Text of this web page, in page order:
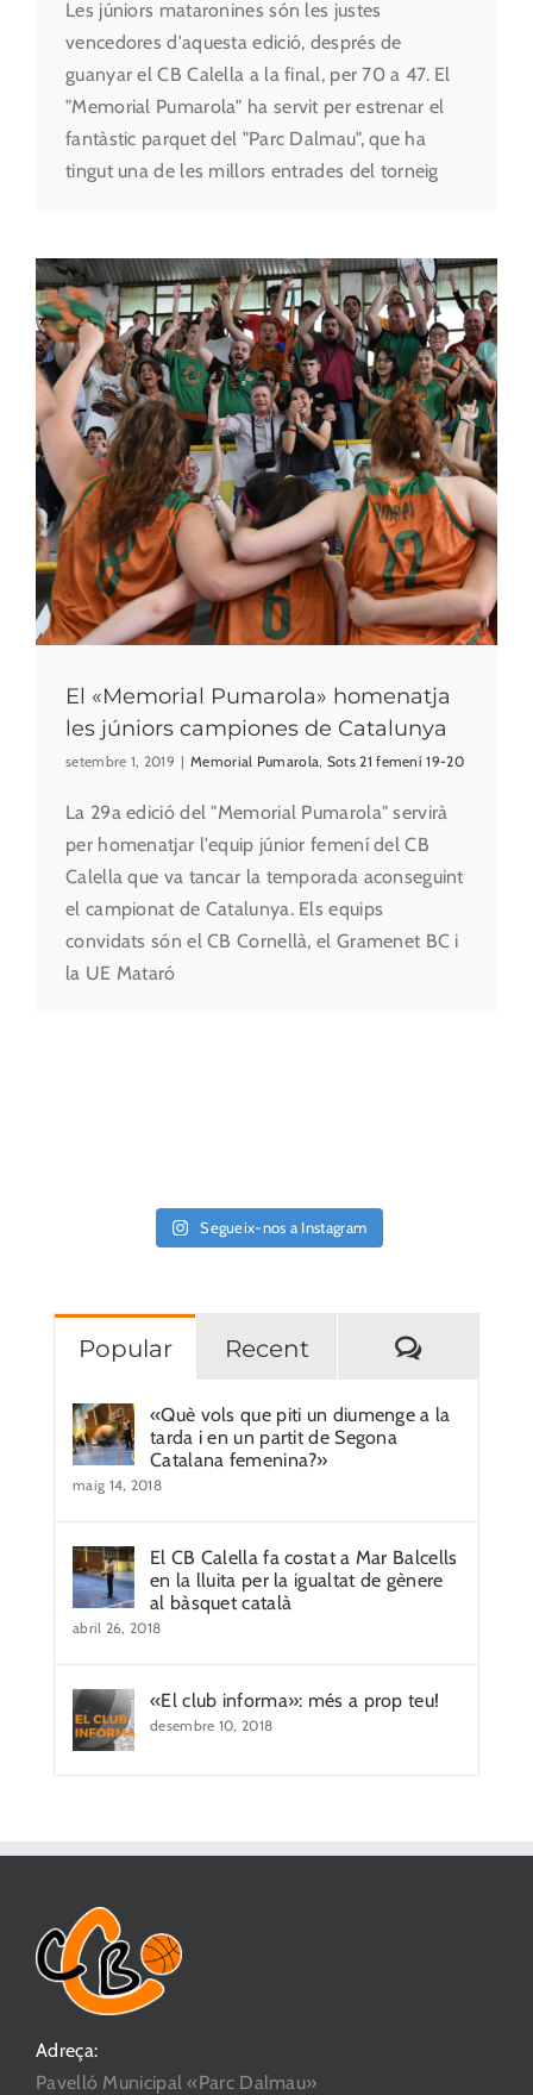
Les júniors mataronines són les justes
vencedores d'aquesta edició, després de
guanyar el CB Calella a la final, per 70 a 47. El
"Memorial Pumarola" ha servit per estrenar el
fantàstic parquet del "Parc Dalmau", que ha
tingut una de les millors entrades del torneig
El «Memorial Pumarola» homenatja
les júniors campiones de Catalunya
setembre 1, 2019 | Memorial Pumarola, Sots 21 femení 19-20
La 29a edició del "Memorial Pumarola" servirà
per homenatjar l'equip júnior femení del CB
Calella que va tancar la temporada aconseguint
el campionat de Catalunya. Els equips
convidats són el CB Cornellà, el Gramenet BC i
la UE Mataró
Segueix-nos a Instagram
Popular Recent
«Què vols que piti un diumenge a la
tarda i en un partit de Segona
Catalana femenina?»
maig 14, 2018
El CB Calella fa costat a Mar Balcells
en la lluita per la igualtat de gènere
al bàsquet català
abril 26, 2018
«El club informa»: més a prop teu!
desembre 10, 2018
Adreça:
Pavelló Municipal «Parc Dalmau»